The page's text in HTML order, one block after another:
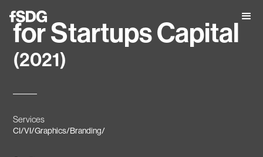
for Startups Capital
(2021)
Services
CI/VI/Graphics/Branding/